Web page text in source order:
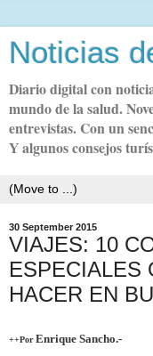
Noticias
Diario digital con
mundo de la salud.
entrevistas. Con un
Y algunos consejos
30 September 2015
VIAJES: 10
ESPECIALES
HACER EN
++PorEnrique Sancho.-